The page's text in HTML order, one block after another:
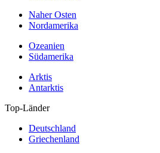
Naher Osten
Nordamerika
Ozeanien
Südamerika
Arktis
Antarktis
Top-Länder
Deutschland
Griechenland